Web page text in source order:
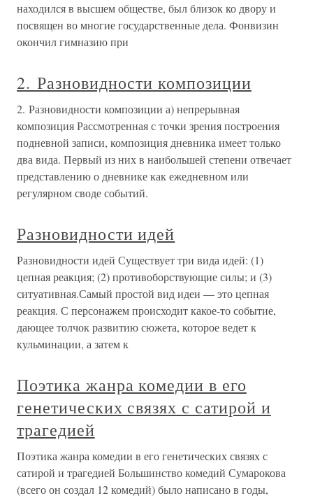
находился в высшем обществе, был близок ко двору и
посвящен во многие государственные дела. Фонвизин
окончил гимназию при
2. Разновидности композиции
2. Разновидности композиции а) непрерывная
композиция Рассмотренная с точки зрения построения
подневной записи, композиция дневника имеет только
два вида. Первый из них в наибольшей степени отвечает
представлению о дневнике как ежедневном или
регулярном своде событий.
Разновидности идей
Разновидности идей Существует три вида идей: (1)
цепная реакция; (2) противоборствующие силы; и (3)
ситуативная.Самый простой вид идеи — это цепная
реакция. С персонажем происходит какое-то событие,
дающее толчок развитию сюжета, которое ведет к
кульминации, а затем к
Поэтика жанра комедии в его
генетических связях с сатирой и
трагедией
Поэтика жанра комедии в его генетических связях с
сатирой и трагедией Большинство комедий Сумарокова
(всего он создал 12 комедий) было написано в годы,